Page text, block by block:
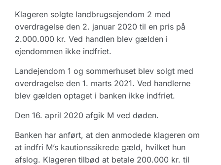
Klageren solgte landbrugsejendom 2 med
overdragelse den 2. januar 2020 til en pris på
2.000.000 kr. Ved handlen blev gælden i
ejendommen ikke indfriet.
Landejendom 1 og sommerhuset blev solgt med
overdragelse den 1. marts 2021. Ved handlerne
blev gælden optaget i banken ikke indfriet.
Den 16. april 2020 afgik M ved døden.
Banken har anført, at den anmodede klageren om
at indfri M’s kautionssikrede gæld, hvilket hun
afslog. Klageren tilbød at betale 200.000 kr. til